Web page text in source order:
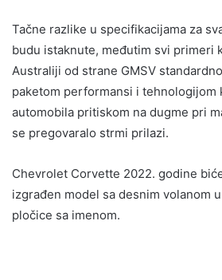
Tačne razlike u specifikacijama za
budu istaknute, međutim svi primeri
Australiji od strane GMSV
paketom performansi i tehnologijom
automobila pritiskom na dugme pri
se pregovaralo strmi prilazi.
Chevrolet Corvette 2022. godine
izgrađen model sa desnim volanom
pločice sa imenom.